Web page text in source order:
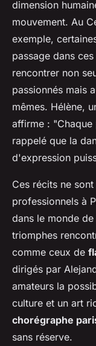
dimension
mouvement. Au
exemple,
passage dans
rencontrer non
passionnés mais
mêmes. Hélène,
affirme : "Chaque
rappelé que la
d'expression
Ces récits ne
professionnels à
dans le monde
triomphes
comme ceux de
dirigés par
amateurs la
culture et un art
chorégraphe
sans réserve.